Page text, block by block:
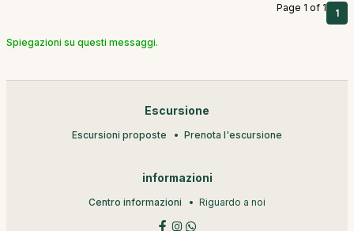
Page 1 of 1 1
Spiegazioni su questi messaggi.
Escursione
Escursioni proposte Prenota l'escursione
informazioni
Centro informazioni Riguardo a noi